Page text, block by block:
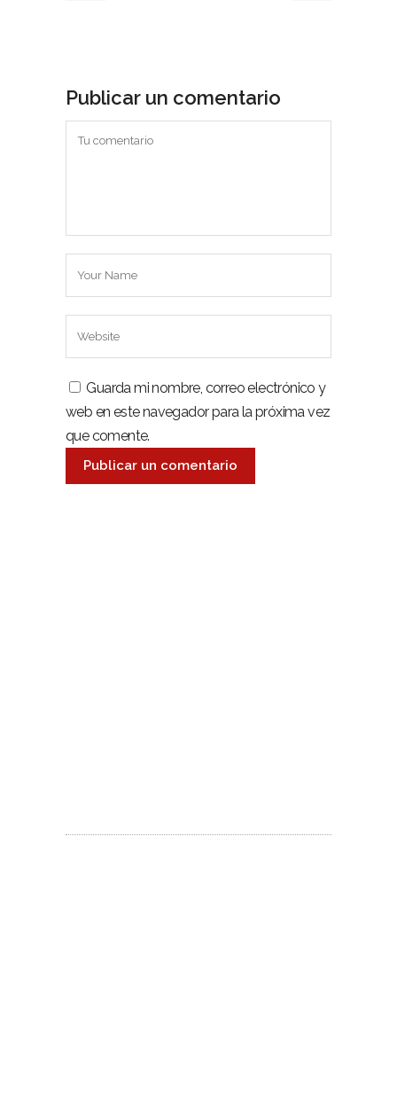
Publicar un comentario
Guarda mi nombre, correo electrónico y
web en este navegador para la próxima vez
que comente.